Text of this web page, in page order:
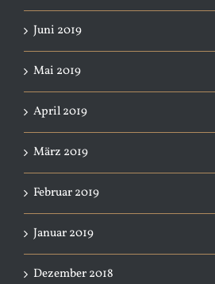
Juni 2019
Mai 2019
April 2019
März 2019
Februar 2019
Januar 2019
Dezember 2018